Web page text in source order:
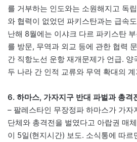
를 거부하는 인도와는 소원해지고 독
와 협력이 없었던 파키스탄과는 급속
난해 8월에는 이샤크 다르 파키스탄
를 방문, 무역과 외교 등에 관한 협력
간 직항노선 운항 재개문제가 언급. 양
두 나라 간 인적 교류와 무역 확대의
6. 하마스, 가자지구 반대 파벌과 총격
– 팔레스타인 무장정파 하마스가 가자
단체와 총격전을 벌였다고 아랍권 매
이 5일(현지시간) 보도. 소식통에 따르